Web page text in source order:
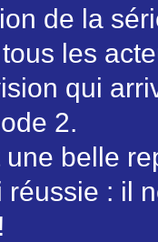
de la
les
qui
2.
une belle
réussie : il